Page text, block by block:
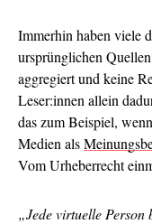
Immerhin haben viele
ursprünglichen
aggregiert und keine
Leser:innen allein
das zum Beispiel, wenn
Medien als
Vom Urheberrecht
„Jede virtuelle Person